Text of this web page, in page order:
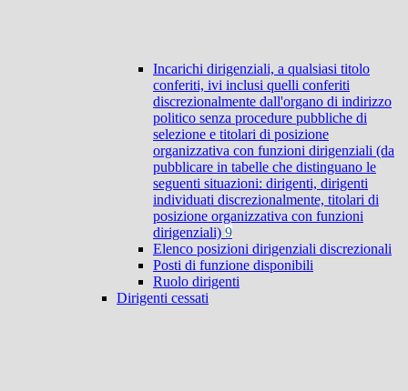
Incarichi dirigenziali, a qualsiasi titolo
conferiti, ivi inclusi quelli conferiti
discrezionalmente dall'organo di indirizzo
politico senza procedure pubbliche di
selezione e titolari di posizione
organizzativa con funzioni dirigenziali (da
pubblicare in tabelle che distinguano le
seguenti situazioni: dirigenti, dirigenti
individuati discrezionalmente, titolari di
posizione organizzativa con funzioni
dirigenziali) 9
Elenco posizioni dirigenziali discrezionali
Posti di funzione disponibili
Ruolo dirigenti
Dirigenti cessati